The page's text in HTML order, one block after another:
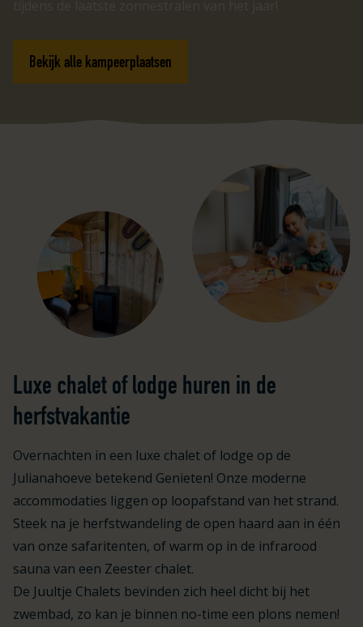
Bekijk alle kampeerplaatsen
Luxe chalet of lodge huren in de
herfstvakantie
Overnachten in een luxe chalet of lodge op de
Julianahoeve betekend Genieten! Onze moderne
accommodaties liggen op loopafstand van het strand.
Steek na je herfstwandeling de open haard aan in één
van onze safaritenten, of warm op in de infrarood
sauna van een Zeester chalet.
De Juultje Chalets bevinden zich heel dicht bij het
zwembad, zo kan je binnen no-time een plons nemen!